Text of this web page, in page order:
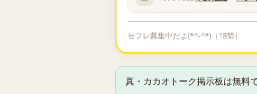
セフレ募集中だよ(*^-^*)（18禁）
真・カカオトーク掲示板は無料